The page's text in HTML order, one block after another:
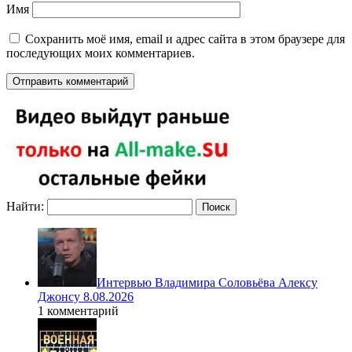
Имя
Сохранить моё имя, email и адрес сайта в этом браузере для
последующих моих комментариев.
Найти:
Интервью Владимира Соловьёва Алексу
Джонсу 8.08.2026
1 комментарий